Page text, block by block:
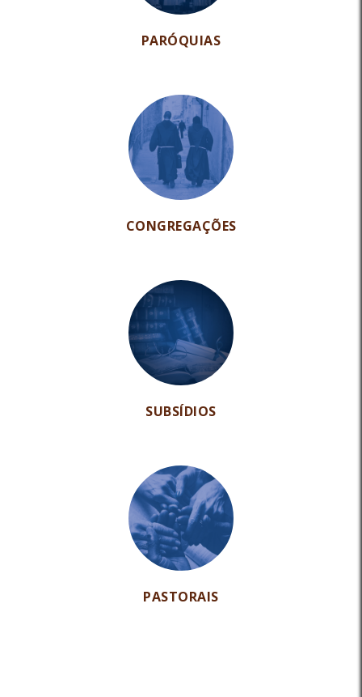
PARÓQUIAS
CONGREGAÇÕES
SUBSÍDIOS
PASTORAIS